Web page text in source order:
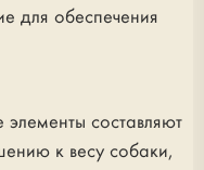
для обеспечения
элементы составляют
к весу собаки,